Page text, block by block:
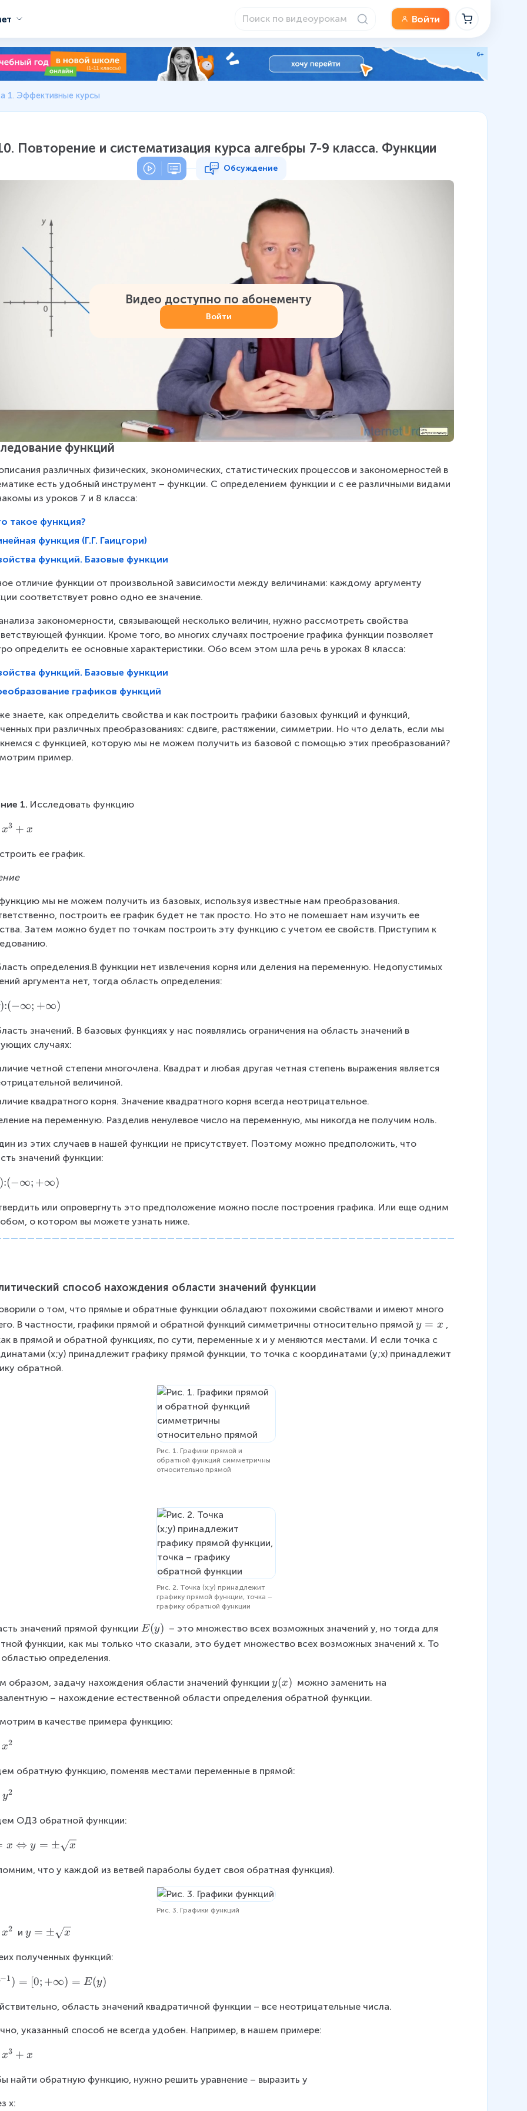
Войти
1. Эффективные курсы
Повторение и систематизация курса алгебры 7-9 класса. Функции
Обсуждение
Видео доступно по абонементу
Войти
функций
различных физических, экономических, статистических процессов и закономерностей в
есть удобный инструмент – функции. С определением функции и с ее различными видами
из уроков 7 и 8 класса:
такое функция?
функция (Г.Г. Гаицгори)
функций. Базовые функции
отличие функции от произвольной зависимости между величинами: каждому аргументу
соответствует ровно одно ее значение.
закономерности, связывающей несколько величин, нужно рассмотреть свойства
функции. Кроме того, во многих случаях построение графика функции позволяет
определить ее основные характеристики. Обо всем этом шла речь в уроках 8 класса:
функций. Базовые функции
графиков функций
знаете, как определить свойства и как построить графики базовых функций и функций,
при различных преобразованиях: сдвиге, растяжении, симметрии. Но что делать, если мы
с функцией, которую мы не можем получить из базовой с помощью этих преобразований?
пример.
1. Исследовать функцию
x3 + x
ее график.
мы не можем получить из базовых, используя известные нам преобразования.
построить ее график будет не так просто. Но это не помешает нам изучить ее
Затем можно будет по точкам построить эту функцию с учетом ее свойств. Приступим к
определения.В функции нет извлечения корня или деления на переменную. Недопустимых
аргумента нет, тогда область определения:
):(−∞; +∞)
значений. В базовых функциях у нас появлялись ограничения на область значений в
случаях:
четной степени многочлена. Квадрат и любая другая четная степень выражения является
величиной.
квадратного корня. Значение квадратного корня всегда неотрицательное.
на переменную. Разделив ненулевое число на переменную, мы никогда не получим ноль.
из этих случаев в нашей функции не присутствует. Поэтому можно предположить, что
значений функции:
):(−∞; +∞)
или опровергнуть это предположение можно после построения графика. Или еще одним
о котором вы можете узнать ниже.
способ нахождения области значений функции
о том, что прямые и обратные функции обладают похожими свойствами и имеют много
В частности, графики прямой и обратной функций симметричны относительно прямой y
=
x
y = x ,
в прямой и обратной функциях, по сути, переменные x и y меняются местами. И если точка с
(x;y) принадлежит графику прямой функции, то точка с координатами (y;x) принадлежит
обратной.
Рис. 1. Графики прямой и
обратной функций симметричны
относительно прямой
Рис. 2. Точка (x;y) принадлежит
графику прямой функции, точка –
графику обратной функции
значений прямой функции E
(
E(y) – это множество всех возможных значений y, но тогда для
функции, как мы только что сказали, это будет множество всех возможных значений x. То
областью определения.
образом, задачу нахождения области значений функции y
(
y(x) можно заменить на
– нахождение естественной области определения обратной функции.
в качестве примера функцию:
x2
обратную функцию, поменяв местами переменные в прямой:
y2
ОДЗ обратной функции:
x ⇔ y = ± x
что у каждой из ветвей параболы будет своя обратная функция).
Рис. 3. Графики функций
x2 и y
\
m
s
q
{
}
y = ± x
полученных функций:
−1) = [0; +∞) = E(y)
область значений квадратичной функции – все неотрицательные числа.
указанный способ не всегда удобен. Например, в нашем примере:
x3 + x
найти обратную функцию, нужно решить уравнение – выразить y
x: